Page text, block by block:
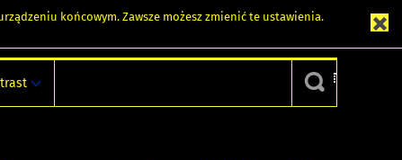
końcowym. Zawsze możesz zmienić te ustawienia.